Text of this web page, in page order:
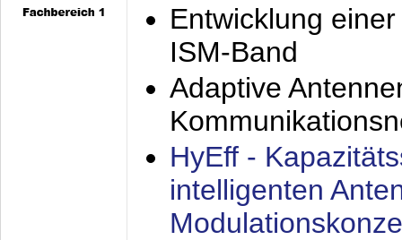
Entwicklung
ISM-Band
Adaptive
HyEff -
intelligenten